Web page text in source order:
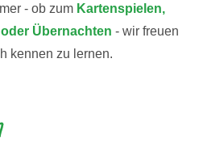
- ob zum Kartenspielen,
Übernachten - wir freuen
kennen zu lernen.